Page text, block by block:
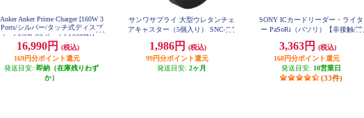
Anker Anker Prime Charger [160W 3
Ports/シルバー/タッチ式ディスプ
レイ/USB-C3ポート] A2687N41
16,990円
(税込)
169円分ポイント還元
発送目安: 即納（在庫残りわず
か）
サンワサプライ 大型ウレタンチェ
アキャスター（5個入り） SNC-CA
1,986円
(税込)
99円分ポイント還元
発送目安: 2ヶ月
SONY ICカードリーダー・ライタ
ー PaSoRi（パソリ）【非接触/確
カード/交通系IC/Windows・masOS
対応/2021年11月モデル】 RCS300
P
3,363円
(税込)
168円分ポイント還元
発送目安: 10営業日
(33件)